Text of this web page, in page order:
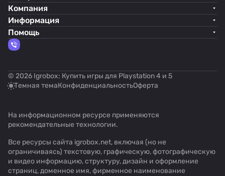
Компания
Информация
Помощь
© 2026 Igrobox: Купить игры для Playstation 4 и 5
Темная темаКонфиденциальностьОферта
На информационном ресурсе применяются
рекомендательные технологии.
Все ресурсы сайта igrobox.net, включая (но не
ограничиваясь) текстовую, графическую, фотографическую
и видео информацию, структуру, дизайн и оформление
страниц, доменное имя, фирменное наименование